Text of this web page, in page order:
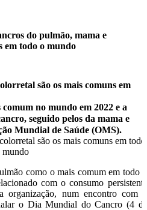
do pulmão, mama e
em todo o mundo
são os mais comuns em
no mundo em 2022 e a
seguido pelos da mama e
Mundial de Saúde (OMS).
como o mais comum em todo o
com o consumo persistente
organização, num encontro com a
o Dia Mundial do Cancro (4 de